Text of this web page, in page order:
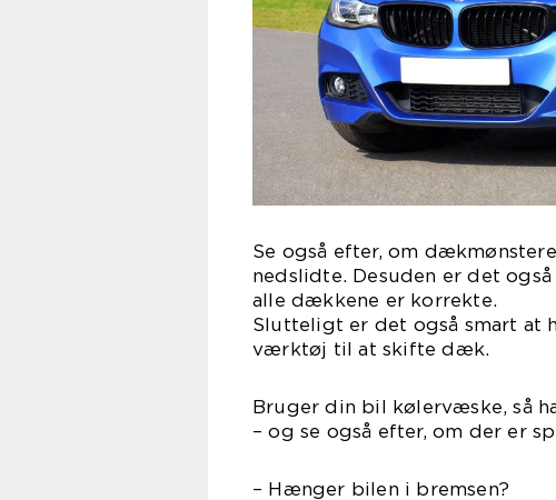
Se også efter, om
nedslidte. Desuden er det
alle
Slutteligt er det også smart at
værktøj til at skifte dæk.
Bruger din bil kølervæske, så
– og se også efter, om der er
– Hænger bilen i bremsen?